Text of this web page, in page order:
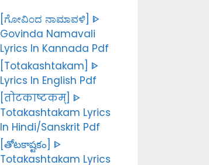
[ಗೋವಿಂದ ನಾಮಾವಳಿ] ᐈ
Govinda Namavali
Lyrics In Kannada Pdf
[Totakashtakam] ᐈ
Lyrics In English Pdf
[तोटकाष्टकम्] ᐈ
Totakashtakam Lyrics
In Hindi/Sanskrit Pdf
[తోటకాష్టకం] ᐈ
Totakashtakam Lyrics